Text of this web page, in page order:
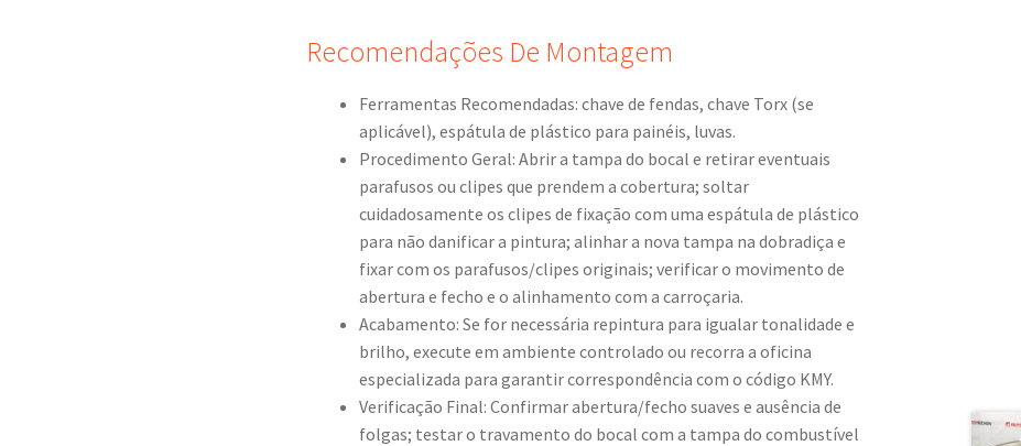
Recomendações De Montagem
Ferramentas Recomendadas: chave de fendas, chave Torx (se
aplicável), espátula de plástico para painéis, luvas.
Procedimento Geral: Abrir a tampa do bocal e retirar eventuais
parafusos ou clipes que prendem a cobertura; soltar
cuidadosamente os clipes de fixação com uma espátula de plástico
para não danificar a pintura; alinhar a nova tampa na dobradiça e
fixar com os parafusos/clipes originais; verificar o movimento de
abertura e fecho e o alinhamento com a carroçaria.
Acabamento: Se for necessária repintura para igualar tonalidade e
brilho, execute em ambiente controlado ou recorra a oficina
especializada para garantir correspondência com o código KMY.
Verificação Final: Confirmar abertura/fecho suaves e ausência de
folgas; testar o travamento do bocal com a tampa do combustível